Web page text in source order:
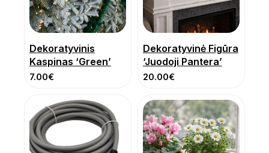
Dekoratyvinis
Kaspinas ‘Green’
7.00€
Dekoratyvinė Figūra
‘Juodoji Pantera’
20.00€